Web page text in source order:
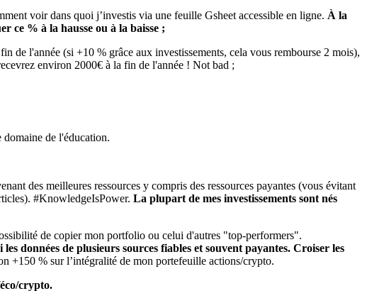
voir dans quoi j’investis via une feuille Gsheet accessible en ligne. À la
ce % à la hausse ou à la baisse ;
l'année (si +10 % grâce aux investissements, cela vous rembourse 2 mois),
environ 2000€ à la fin de l'année ! Not bad ;
domaine de l'éducation.
des meilleures ressources y compris des ressources payantes (vous évitant
#KnowledgeIsPower. La plupart de mes investissements sont nés
de copier mon portfolio ou celui d'autres "top-performers".
les données de plusieurs sources fiables et souvent payantes. Croiser les
+150 % sur l’intégralité de mon portefeuille actions/crypto.
crypto.